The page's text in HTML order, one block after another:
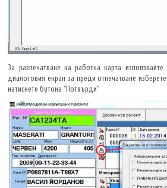
За разпечатване на работна карта
диалоговия екран за преди отпечатване
натиснете бутона "Потвърди"